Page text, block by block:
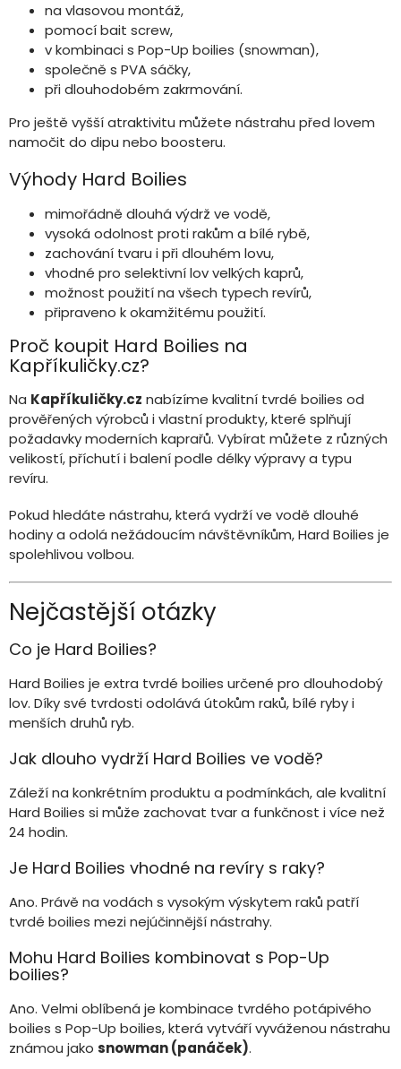
na vlasovou montáž,
pomocí bait screw,
v kombinaci s Pop-Up boilies (snowman),
společně s PVA sáčky,
při dlouhodobém zakrmování.
Pro ještě vyšší atraktivitu můžete nástrahu před lovem
namočit do dipu nebo boosteru.
Výhody Hard Boilies
mimořádně dlouhá výdrž ve vodě,
vysoká odolnost proti rakům a bílé rybě,
zachování tvaru i při dlouhém lovu,
vhodné pro selektivní lov velkých kaprů,
možnost použití na všech typech revírů,
připraveno k okamžitému použití.
Proč koupit Hard Boilies na
Kapříkuličky.cz?
Na Kapříkuličky.cz nabízíme kvalitní tvrdé boilies od
prověřených výrobců i vlastní produkty, které splňují
požadavky moderních kaprařů. Vybírat můžete z různých
velikostí, příchutí i balení podle délky výpravy a typu
revíru.
Pokud hledáte nástrahu, která vydrží ve vodě dlouhé
hodiny a odolá nežádoucím návštěvníkům, Hard Boilies je
spolehlivou volbou.
Nejčastější otázky
Co je Hard Boilies?
Hard Boilies je extra tvrdé boilies určené pro dlouhodobý
lov. Díky své tvrdosti odolává útokům raků, bílé ryby i
menších druhů ryb.
Jak dlouho vydrží Hard Boilies ve vodě?
Záleží na konkrétním produktu a podmínkách, ale kvalitní
Hard Boilies si může zachovat tvar a funkčnost i více než
24 hodin.
Je Hard Boilies vhodné na revíry s raky?
Ano. Právě na vodách s vysokým výskytem raků patří
tvrdé boilies mezi nejúčinnější nástrahy.
Mohu Hard Boilies kombinovat s Pop-Up
boilies?
Ano. Velmi oblíbená je kombinace tvrdého potápivého
boilies s Pop-Up boilies, která vytváří vyváženou nástrahu
známou jako snowman (panáček).